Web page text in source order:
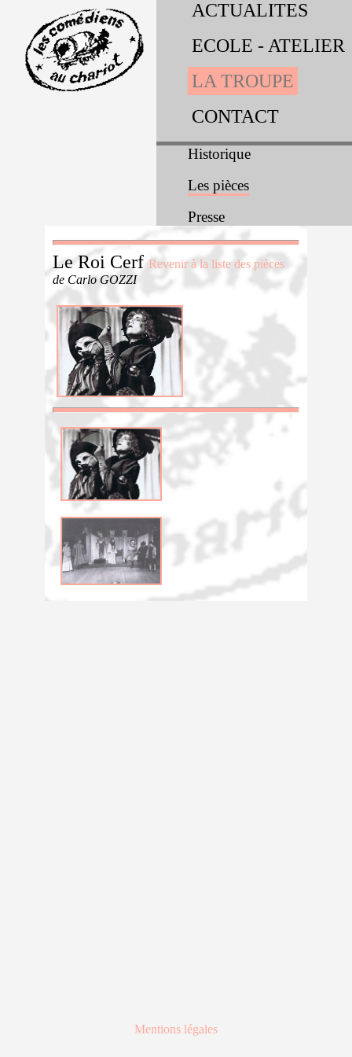
ACTUALITES
ECOLE - ATELIER
LA TROUPE
CONTACT
Historique
Les pièces
Presse
Le Roi CerfRevenir à la liste des pièces
de Carlo GOZZI
Mentions légales